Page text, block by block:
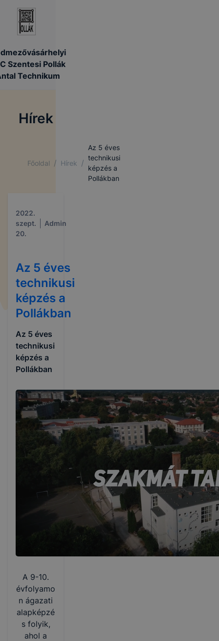
Szentesi Pollák
Technikum
Hírek
Főoldal / Hírek /
Az 5 éves
technikusi
képzés a
Pollákban
2022.
szept.
20.
Admin
Az 5 éves
technikusi
képzés a
Pollákban
Az 5 éves
technikusi
képzés a
Pollákban
A 9-10.
évfolyamo
n ágazati
alapképzé
s folyik,
ahol a